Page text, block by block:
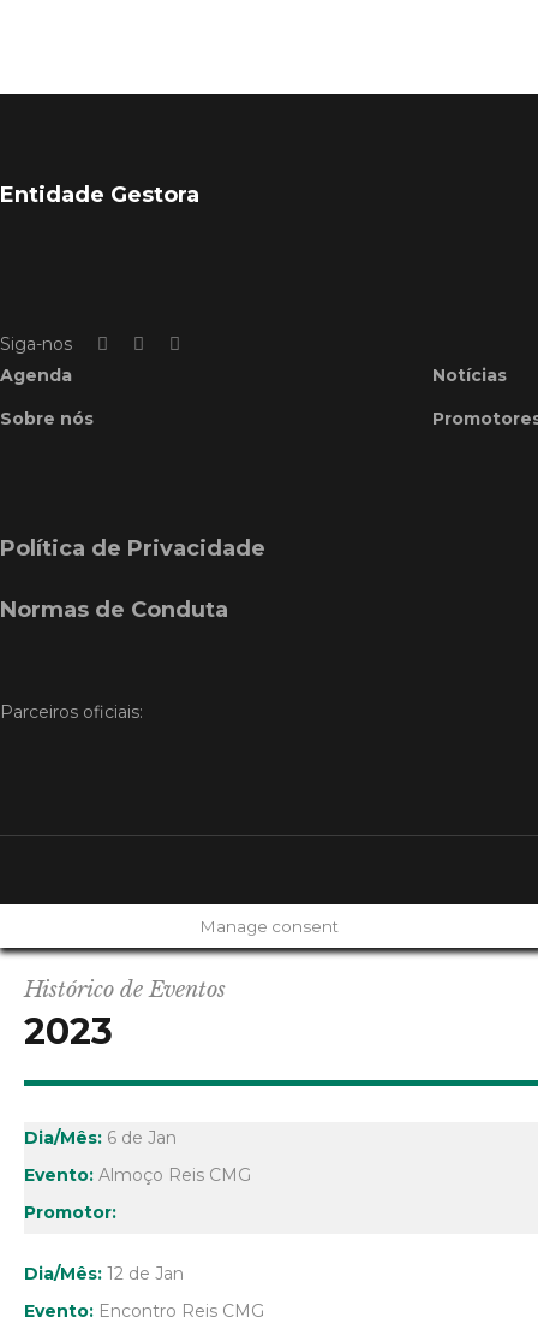
Entidade Gestora
Siga-nos
Agenda
Notícias
Sobre nós
Política de Privacidade
Normas de Conduta
Parceiros oficiais:
Manage consent
Histórico de Eventos
2023
6 de Jan
Almoço Reis CMG
12 de Jan
Encontro Reis CMG